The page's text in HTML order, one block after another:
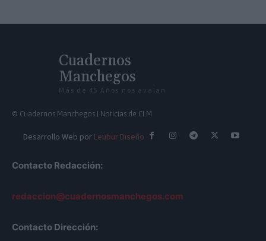
Cuadernos
Manchegos
Más de 45 Años nos avalan
© Cuadernos Manchegos | Noticias de CLM
Desarrollo Web por Leubur Diseño
Contacto Redacción:
redaccion@cuadernosmanchegos.com
Contacto Dirección: